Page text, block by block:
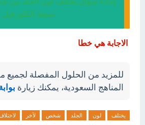
صبغة الكلورفيل
الاجابة هي خطا
للمزيد من الحلول المفصلة لجميع
المناهج السعودية، يمكنك زيارة
يختلف لون الجلد شخص لآخر